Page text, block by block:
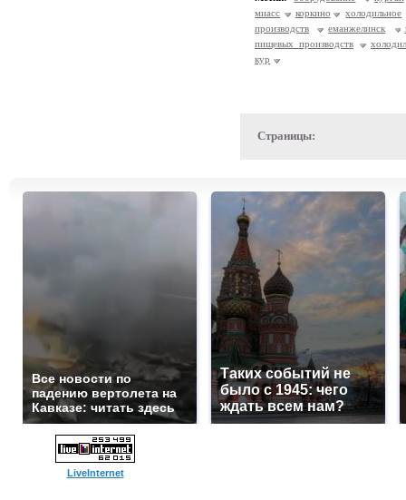
миасс
коркино
холодильное
производств
еманжелинск
пищевых производств
кур
Страницы:
Все новости по
падению вертолета на
Кавказе: читать здесь
Таких событий не
было с 1945: чего
ждать всем нам?
LiveInternet